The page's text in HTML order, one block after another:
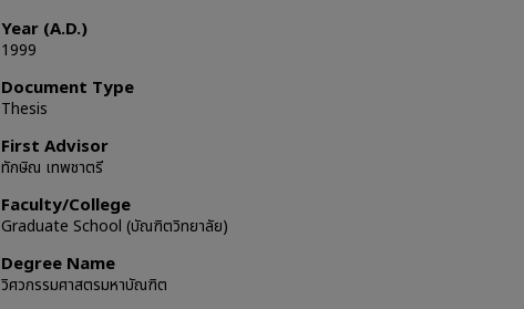
Year (A.D.)
1999
Document Type
Thesis
First Advisor
ทักษิณ เทพชาตรี
Faculty/College
Graduate School (บัณฑิตวิทยาลัย)
Degree Name
วิศวกรรมศาสตรมหาบัณฑิต